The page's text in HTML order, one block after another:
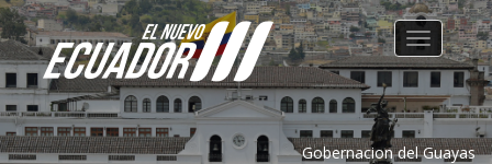
Gobernacion del Guayas
Toggle
navigation